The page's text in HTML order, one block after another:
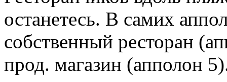
останетесь. В самих
собственный ресторан
прод. магазин (апполон